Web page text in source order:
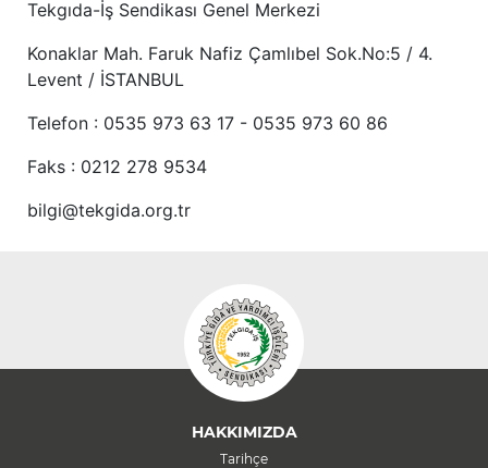
Tekgıda-İş Sendikası Genel Merkezi
Konaklar Mah. Faruk Nafiz Çamlıbel Sok.No:5 / 4.
Levent / İSTANBUL
Telefon : 0535 973 63 17 - 0535 973 60 86
Faks : 0212 278 9534
bilgi@tekgida.org.tr
HAKKIMIZDA
Tarihçe